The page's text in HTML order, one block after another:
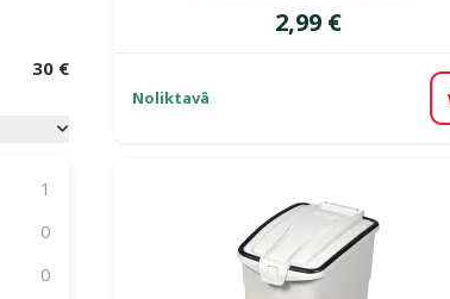
30 €
1
0
0
Cena
2,99 €
Noliktavā